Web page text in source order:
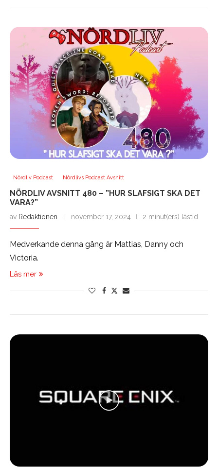
Nördliv Podcast Nördlivs Podcast Avsnitt
NÖRDLIV AVSNITT 480 – ”HUR SLAFSIGT SKA DET
VARA?”
av Redaktionen november 17, 2024 2 minut(ers) lästid
Medverkande denna gång är Mattias, Danny och
Victoria.
Läs mer